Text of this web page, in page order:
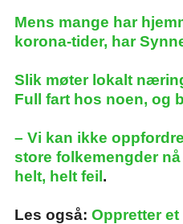
Mens mange har
korona-tider, har
Slik møter lokalt
Full fart hos noen, og
– Vi kan ikke
store folkemengder
helt, helt feil.
Les også: Oppretter